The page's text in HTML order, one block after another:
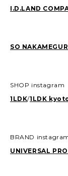
I.D.LAND
SO
SHOP instagram
1LDK/1LDK
BRAND
UNIVERSAL